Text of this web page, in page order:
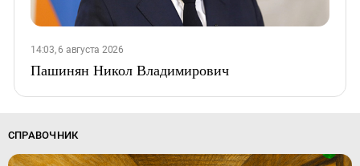
14:03, 6 августа 2026
Пашинян Никол Владимирович
СПРАВОЧНИК